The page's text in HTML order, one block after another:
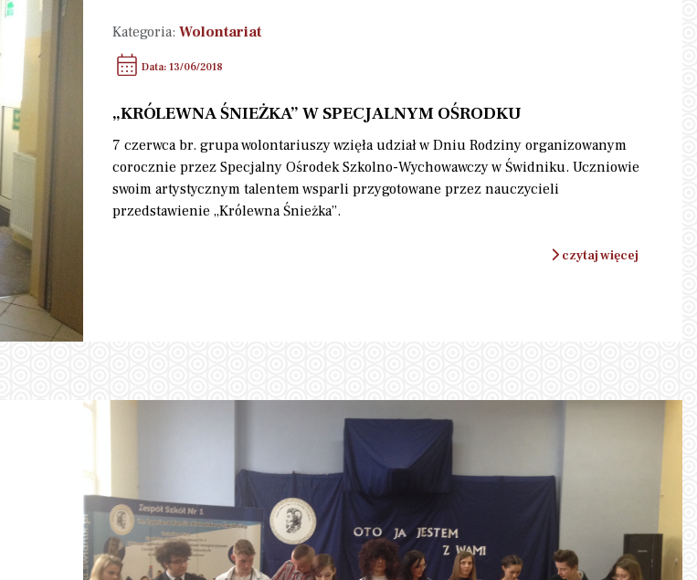
Kategoria: Wolontariat
Data: 13/06/2018
„KRÓLEWNA ŚNIEŻKA” W SPECJALNYM OŚRODKU
7 czerwca br. grupa wolontariuszy wzięła udział w Dniu Rodziny organizowanym
corocznie przez Specjalny Ośrodek Szkolno-Wychowawczy w Świdniku. Uczniowie
swoim artystycznym talentem wsparli przygotowane przez nauczycieli
przedstawienie „Królewna Śnieżka”.
czytaj więcej